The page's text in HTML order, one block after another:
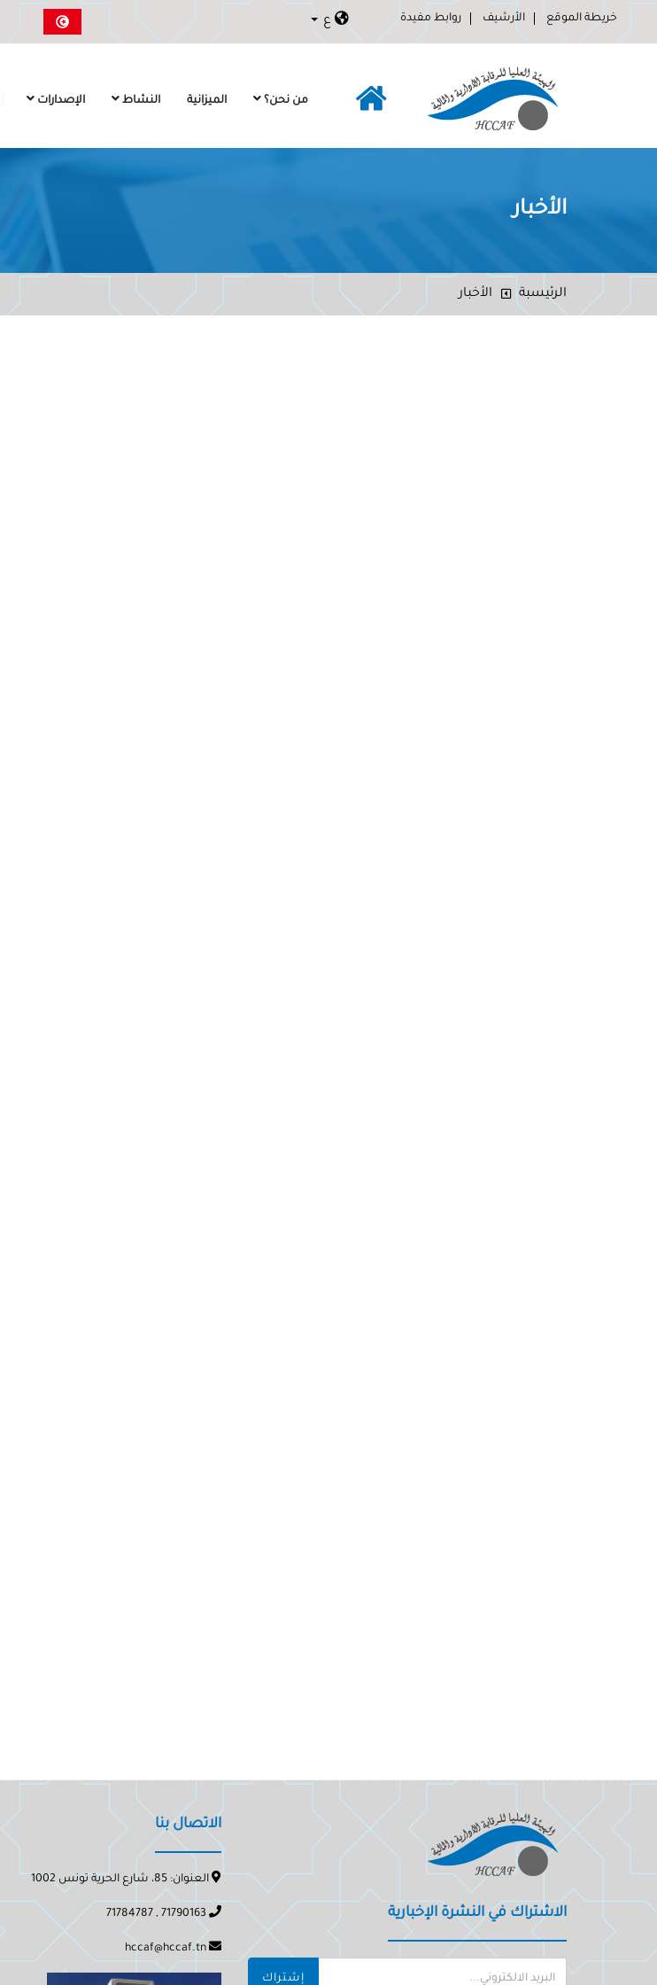
خريطة الموقع الأرشيف روابط مفيدة ع
من نحن؟ الميزانية النشاط الإصدارات
الأخبار
الرئيسبة الأخبار
الاشتراك في النشرة الإخبارية
إشتراك
الاتصال بنا
العنوان: 85، شارع الحرية تونس 1002